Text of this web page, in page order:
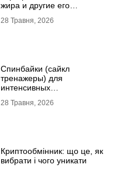
жира и другие его
28 Травня, 2026
Спинбайки (сайкл
тренажеры) для
интенсивных
активного образа жизни
28 Травня, 2026
Криптообмінник: що це, як
вибрати і чого уникати